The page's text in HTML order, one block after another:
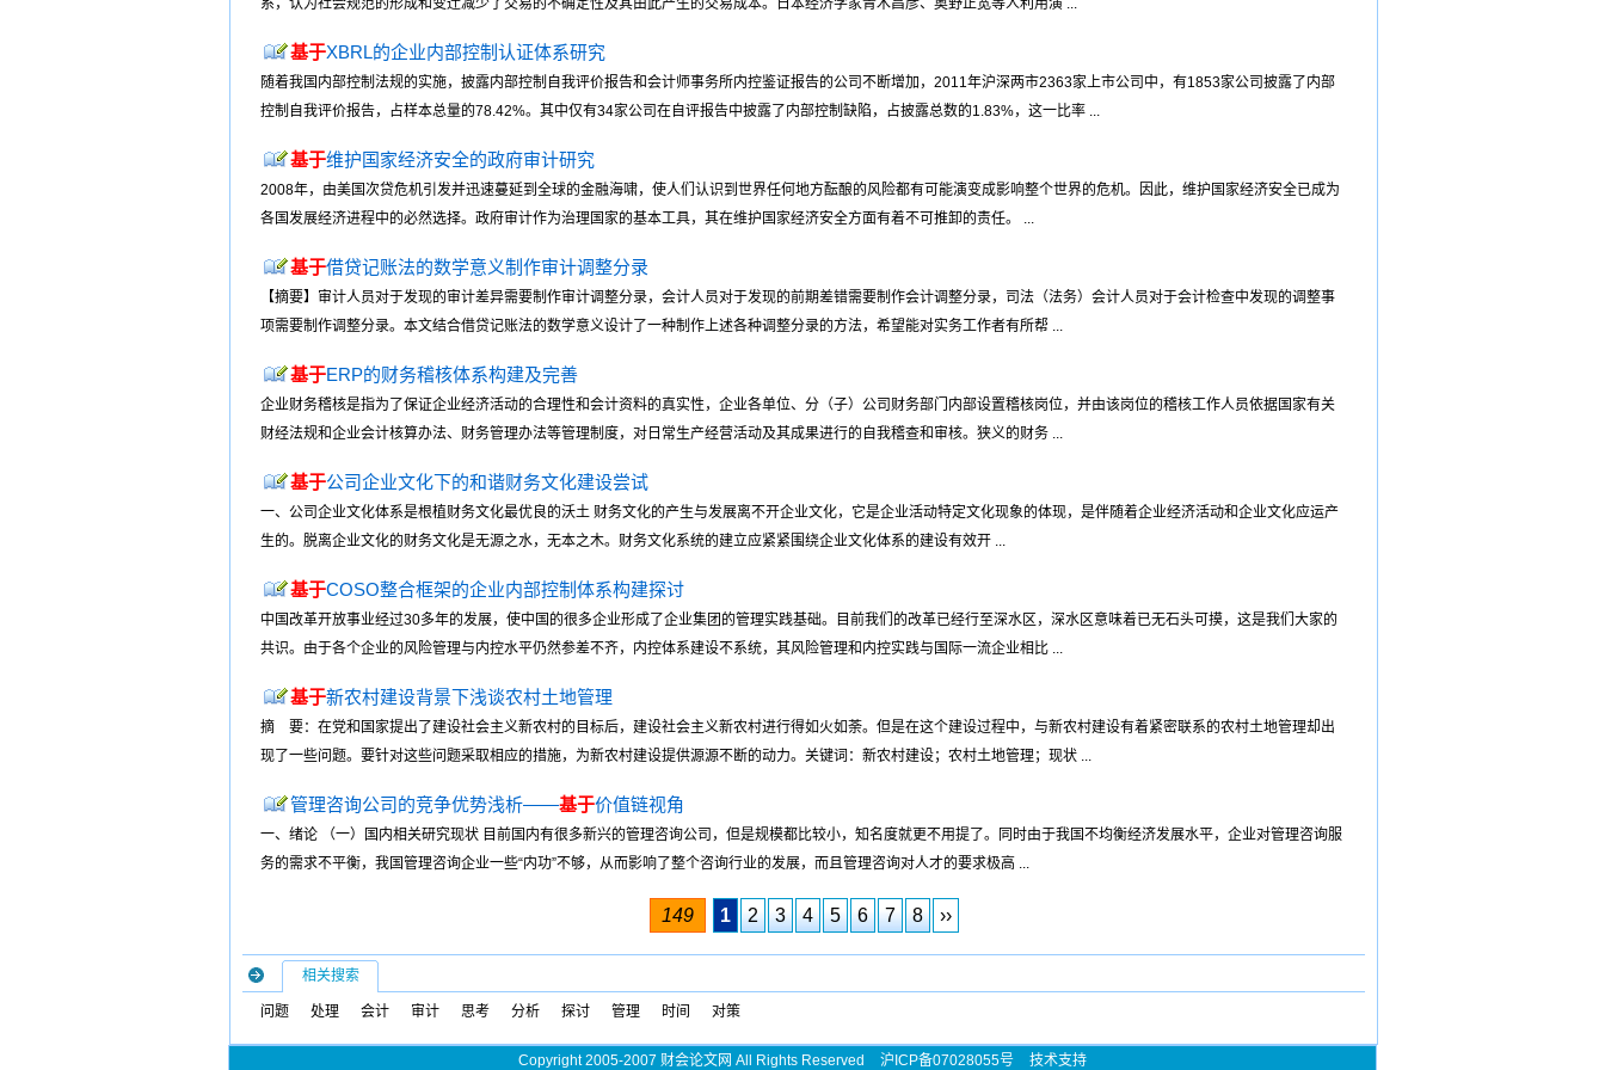
系，认为社会规范的形成和变迁减少了交易的不确定性及其由此产生的交易成本。日本经济学家青木昌彦、奥野正宽等人利用演 ...
基于XBRL的企业内部控制认证体系研究
随着我国内部控制法规的实施，披露内部控制自我评价报告和会计师事务所内控鉴证报告的公司不断增加，2011年沪深两市2363家上市公司中，有1853家公司披露了内部
控制自我评价报告，占样本总量的78.42%。其中仅有34家公司在自评报告中披露了内部控制缺陷，占披露总数的1.83%，这一比率 ...
基于维护国家经济安全的政府审计研究
2008年，由美国次贷危机引发并迅速蔓延到全球的金融海啸，使人们认识到世界任何地方酝酿的风险都有可能演变成影响整个世界的危机。因此，维护国家经济安全已成为
各国发展经济进程中的必然选择。政府审计作为治理国家的基本工具，其在维护国家经济安全方面有着不可推卸的责任。 ...
基于借贷记账法的数学意义制作审计调整分录
【摘要】审计人员对于发现的审计差异需要制作审计调整分录，会计人员对于发现的前期差错需要制作会计调整分录，司法（法务）会计人员对于会计检查中发现的调整事
项需要制作调整分录。本文结合借贷记账法的数学意义设计了一种制作上述各种调整分录的方法，希望能对实务工作者有所帮 ...
基于ERP的财务稽核体系构建及完善
企业财务稽核是指为了保证企业经济活动的合理性和会计资料的真实性，企业各单位、分（子）公司财务部门内部设置稽核岗位，并由该岗位的稽核工作人员依据国家有关
财经法规和企业会计核算办法、财务管理办法等管理制度，对日常生产经营活动及其成果进行的自我稽查和审核。狭义的财务 ...
基于公司企业文化下的和谐财务文化建设尝试
一、公司企业文化体系是根植财务文化最优良的沃土 财务文化的产生与发展离不开企业文化，它是企业活动特定文化现象的体现，是伴随着企业经济活动和企业文化应运产
生的。脱离企业文化的财务文化是无源之水，无本之木。财务文化系统的建立应紧紧围绕企业文化体系的建设有效开 ...
基于COSO整合框架的企业内部控制体系构建探讨
中国改革开放事业经过30多年的发展，使中国的很多企业形成了企业集团的管理实践基础。目前我们的改革已经行至深水区，深水区意味着已无石头可摸，这是我们大家的
共识。由于各个企业的风险管理与内控水平仍然参差不齐，内控体系建设不系统，其风险管理和内控实践与国际一流企业相比 ...
基于新农村建设背景下浅谈农村土地管理
摘 要：在党和国家提出了建设社会主义新农村的目标后，建设社会主义新农村进行得如火如荼。但是在这个建设过程中，与新农村建设有着紧密联系的农村土地管理却出
现了一些问题。要针对这些问题采取相应的措施，为新农村建设提供源源不断的动力。关键词：新农村建设；农村土地管理；现状 ...
管理咨询公司的竞争优势浅析——基于价值链视角
一、绪论 （一）国内相关研究现状 目前国内有很多新兴的管理咨询公司，但是规模都比较小，知名度就更不用提了。同时由于我国不均衡经济发展水平，企业对管理咨询服
务的需求不平衡，我国管理咨询企业一些“内功”不够，从而影响了整个咨询行业的发展，而且管理咨询对人才的要求极高 ...
149 1 2 3 4 5 6 7 8 ››
相关搜索
问题 处理 会计 审计 思考 分析 探讨 管理 时间 对策
Copyright 2005-2007 财会论文网 All Rights Reserved 沪ICP备07028055号 技术支持